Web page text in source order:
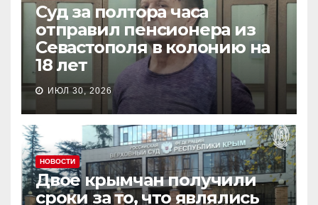
Суд за полтора часа
отправил пенсионера из
Севастополя в колонию на
18 лет
ИЮЛ 30, 2026
НОВОСТИ
Двое крымчан получили
сроки за то, что являлись